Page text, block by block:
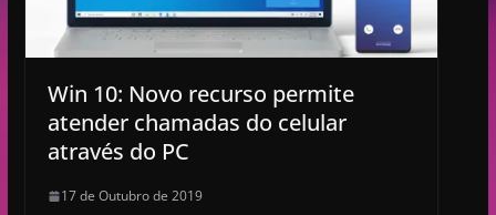
Win 10: Novo recurso permite
atender chamadas do celular
através do PC
17 de Outubro de 2019